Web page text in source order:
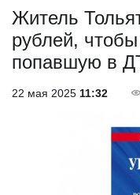
Житель
рублей,
попавшую в
22 мая 2025 11:32